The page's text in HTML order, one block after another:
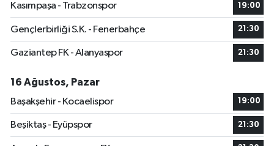
Kasımpaşa - Trabzonspor 19:00
Gençlerbirliği S.K. - Fenerbahçe 21:30
Gaziantep FK - Alanyaspor 21:30
16 Ağustos, Pazar
Başakşehir - Kocaelispor
19:00
Beşiktaş - Eyüpspor 21:30